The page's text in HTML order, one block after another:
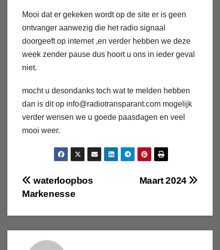
Mooi dat er gekeken wordt op de site er is geen
ontvanger aanwezig die het radio signaal
doorgeeft op internet ,en verder hebben we deze
week zender pause dus hoort u ons in ieder geval
niet.
mocht u desondanks toch wat te melden hebben
dan is dit op info@radiotransparant.com mogelijk
verder wensen we u goede paasdagen en veel
mooi weer.
Bericht
Maart 2024
waterloopbos
Markenesse